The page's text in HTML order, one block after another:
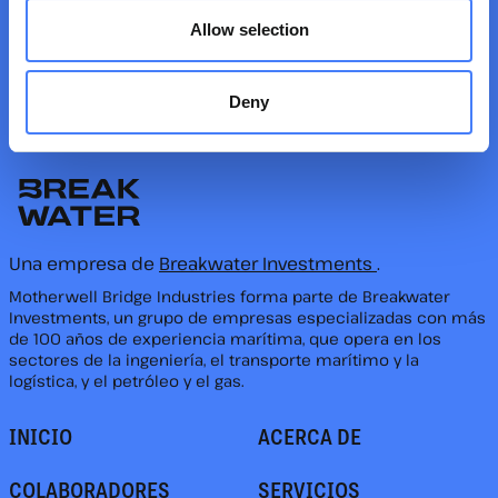
Allow selection
Deny
SÍGUENOS
Una empresa de Breakwater Investments .
Motherwell Bridge Industries forma parte de Breakwater
Investments, un grupo de empresas especializadas con más
de 100 años de experiencia marítima, que opera en los
sectores de la ingeniería, el transporte marítimo y la
logística, y el petróleo y el gas.
INICIO
ACERCA DE
COLABORADORES
SERVICIOS